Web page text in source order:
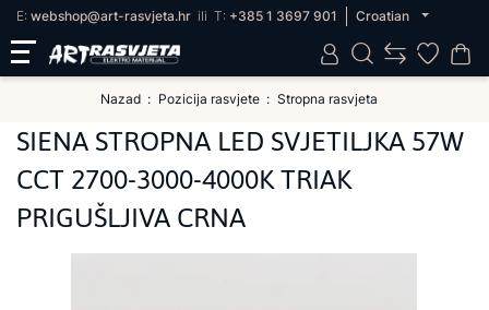
E: webshop@art-rasvjeta.hr ili T: +385 1 3697 901 Croatian
Nazad Pozicija rasvjete Stropna rasvjeta
SIENA STROPNA LED SVJETILJKA 57W
CCT 2700-3000-4000K TRIAK
PRIGUŠLJIVA CRNA